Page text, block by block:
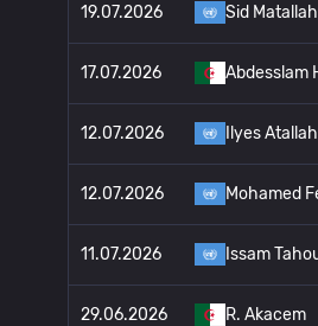
19.07.2026 Sid Matallah
17.07.2026 Abdesslam
12.07.2026 Ilyes Atallah
12.07.2026 Mohamed
11.07.2026 Issam
29.06.2026 R. Akacem